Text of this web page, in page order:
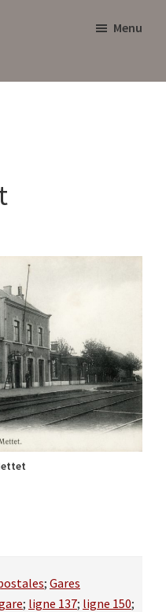
Menu
; Gares
; ligne 137; ligne 150;